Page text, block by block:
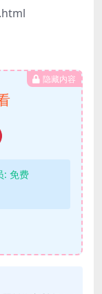
隐藏内容
: 免费